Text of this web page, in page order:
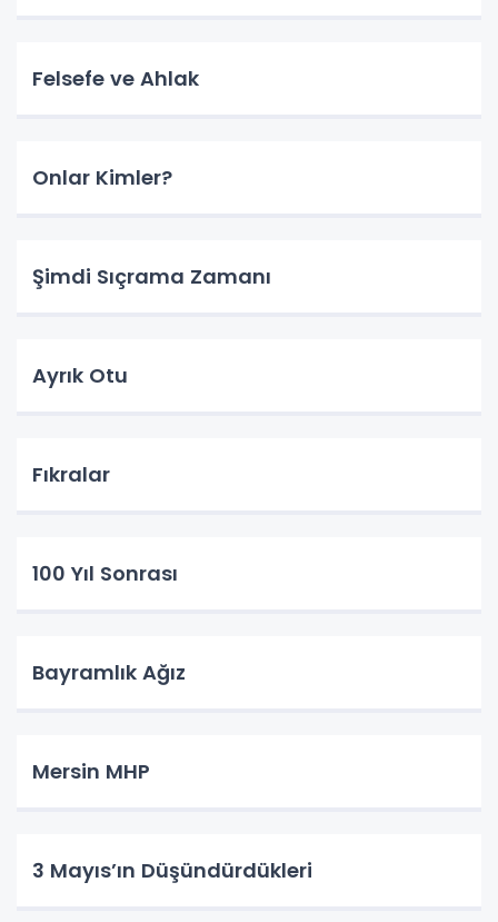
Felsefe ve Ahlak
Onlar Kimler?
Şimdi Sıçrama Zamanı
Ayrık Otu
Fıkralar
100 Yıl Sonrası
Bayramlık Ağız
Mersin MHP
3 Mayıs’ın Düşündürdükleri